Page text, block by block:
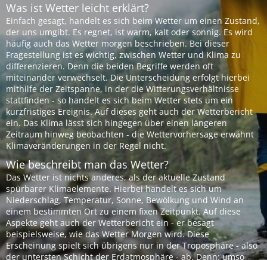
Was ist Wetter leicht erklärt?
Einfach gesagt, handelt es sich beim Wetter um einen Zustand,
der uns umgibt. Es regnet, ist warm, kalt oder sonnig. Es wird
häufig auch das Wetter morgen beschrieben. Bei dieser
Fragestellung ist es wichtig, zwischen Wetter und Klima zu
differenzieren. Denn die beiden Begriffe werden oft
miteinander verwechselt. Die Unterscheidung erfolgt hierbei
mithilfe der Zeitspanne, in der die Witterungsverhältnisse
stattfinden - so handelt es sich beim Wetter stets um ein
kurzfristiges Ereignis. Auf dieses geht auch der Wetterbericht
ein. Das Klima lässt sich hingegen über einen längeren
Zeitraum hinweg beobachten - die Wettervorhersage erwähnt
Klimaveränderungen in der Regel nicht.
Wie beschreibt man das Wetter?
Das Wetter ist nichts anderes, als der aktuelle Zustand
spürbarer Klimaelemente. Hierbei handelt es sich um
Niederschlag, Temperatur, Sonne, Bewölkung und Wind an
einem bestimmten Ort zu einem fixen Zeitpunkt. Auf diese
Aspekte geht auch der Wetterbericht ein - er besagt
beispielsweise, wie das Wetter Morgen wird. Diese
Erscheinung spielt sich übrigens nur in der Troposphäre - also
der untersten Schicht der Erdatmosphäre - ab. Denn: umso